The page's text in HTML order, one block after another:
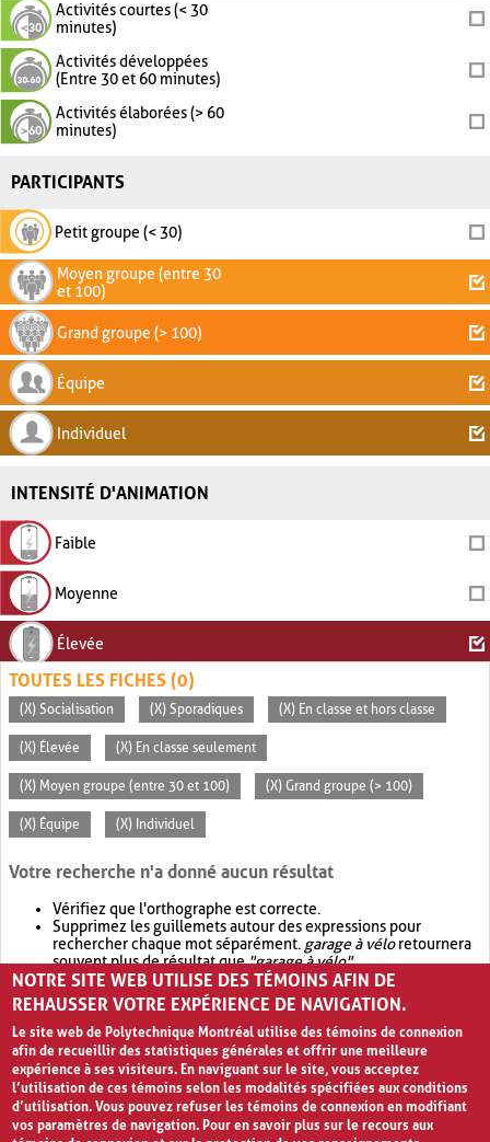
Activités courtes (< 30
minutes)
Activités développées
(Entre 30 et 60 minutes)
Activités élaborées (> 60
minutes)
PARTICIPANTS
Petit groupe (< 30)
Moyen groupe (entre 30
et 100)
Grand groupe (> 100)
Équipe
Individuel
INTENSITÉ D'ANIMATION
Faible
Moyenne
Élevée
TOUTES LES FICHES (0)
(X) Socialisation (X) Sporadiques (X) En classe et hors classe
(X) Élevée (X) En classe seulement
(X) Moyen groupe (entre 30 et 100) (X) Grand groupe (> 100)
(X) Équipe (X) Individuel
Votre recherche n'a donné aucun résultat
Vérifiez que l'orthographe est correcte.
Supprimez les guillemets autour des expressions pour
rechercher chaque mot séparément. garage à véloretournera
souvent plus de résultat que"garage à vélo".
Envisagez d'élargir votre recherche avec OR.garage OR vélo
retournera souvent plus de résultat quegarage à vélo
NOTRE SITE WEB UTILISE DES TÉMOINS AFIN DE
REHAUSSER VOTRE EXPÉRIENCE DE NAVIGATION.
Le site web de Polytechnique Montréal utilise des témoins de connexion
afin de recueillir des statistiques générales et offrir une meilleure
expérience à ses visiteurs. En naviguant sur le site, vous acceptez
l’utilisation de ces témoins selon les modalités spécifiées aux conditions
d’utilisation. Vous pouvez refuser les témoins de connexion en modifiant
vos paramètres de navigation. Pour en savoir plus sur le recours aux